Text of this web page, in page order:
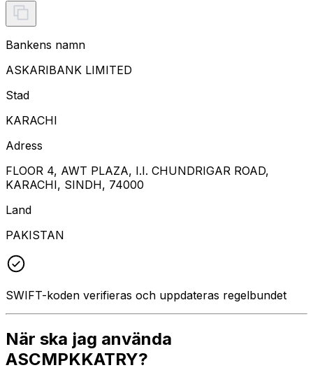
Bankens namn
ASKARIBANK LIMITED
Stad
KARACHI
Adress
FLOOR 4, AWT PLAZA, I.I. CHUNDRIGAR ROAD,
KARACHI, SINDH, 74000
Land
PAKISTAN
SWIFT-koden verifieras och uppdateras regelbundet
När ska jag använda
ASCMPKKATRY?